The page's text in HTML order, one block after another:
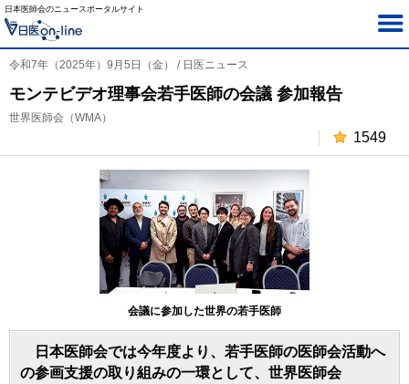
日本医師会のニュースポータルサイト
令和7年（2025年）9月5日（金） / 日医ニュース
モンテビデオ理事会若手医師の会議 参加報告
世界医師会（WMA）
1549
会議に参加した世界の若手医師
日本医師会では今年度より、若手医師の医師会活動へ
の参画支援の取り組みの一環として、世界医師会